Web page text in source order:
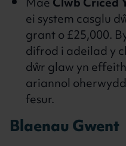
ei system casglu
grant o £25,000.
difrod i adeilad y
dŵr glaw yn
ariannol
fesur.
Blaenau Gwent